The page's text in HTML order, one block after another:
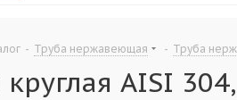
- Труба нержавеющая - Труба
круглая AISI